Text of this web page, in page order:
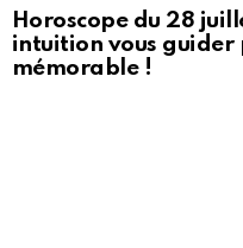
Horoscope du 28
intuition vous guider
mémorable !